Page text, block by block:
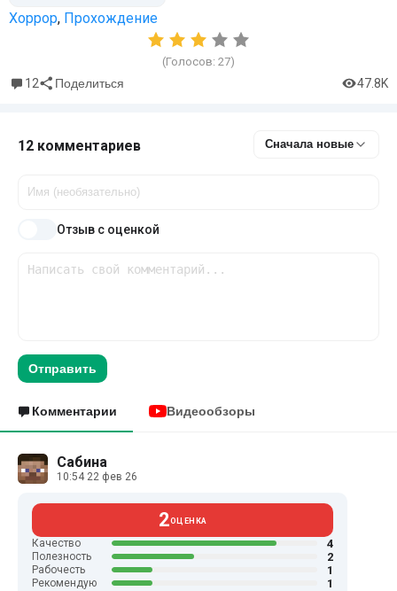
Хоррор, Прохождение
(Голосов: 27)
12 Поделиться 47.8K
12 комментариев Сначала новые
Отзыв с оценкой
Отправить
Комментарии Видеообзоры
Сабина
10:54 22 фев 26
2ОЦЕНКА
Качество 4
Полезность 2
Рабочесть 1
Рекомендую 1